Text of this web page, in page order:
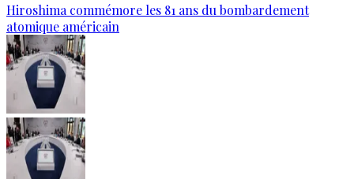
Hiroshima commémore les 81 ans du bombardement
atomique américain